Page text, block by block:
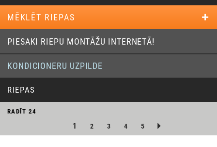
MĒKLĒT RIEPAS
PIESAKI RIEPU MONTĀŽU INTERNETĀ!
KONDICIONERU UZPILDE
RIEPAS
RADĪT 24
1 2 3 4 5